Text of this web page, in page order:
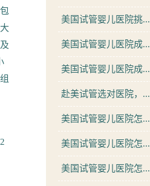
美国试管婴儿医院挑...
美国试管婴儿医院成...
美国试管婴儿医院成...
赴美试管选对医院，...
美国试管婴儿医院怎...
美国试管婴儿医院怎...
美国试管婴儿医院怎...